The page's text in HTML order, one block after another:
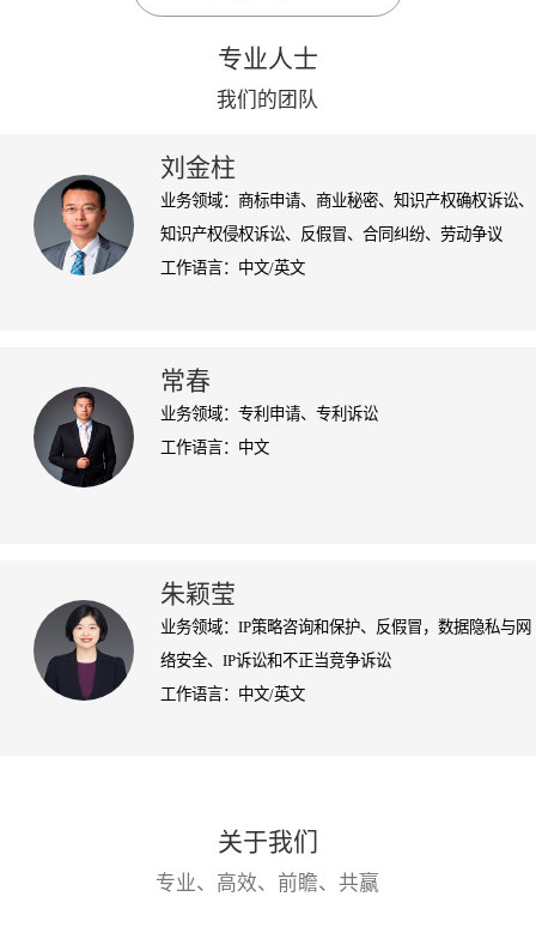
专业人士
我们的团队
刘金柱
业务领域：商标申请、商业秘密、知识产权确权诉讼、
知识产权侵权诉讼、反假冒、合同纠纷、劳动争议
工作语言：中文/英文
常春
业务领域：专利申请、专利诉讼
工作语言：中文
朱颖莹
业务领域：IP策略咨询和保护、反假冒，数据隐私与网
络安全、IP诉讼和不正当竞争诉讼
工作语言：中文/英文
关于我们
专业、高效、前瞻、共赢